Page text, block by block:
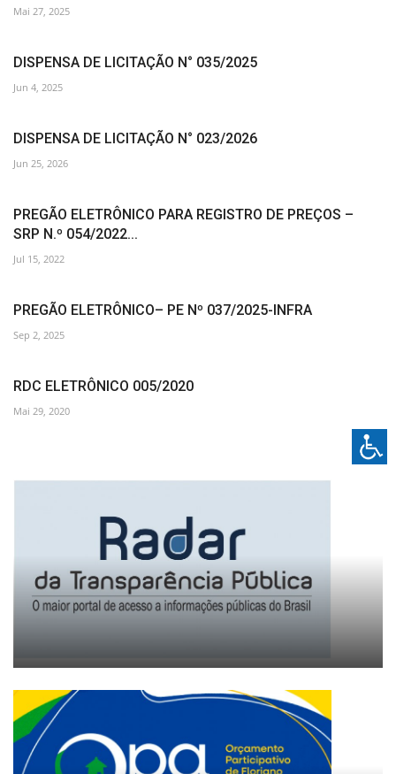
Mai 27, 2025
DISPENSA DE LICITAÇÃO N° 035/2025
Jun 4, 2025
DISPENSA DE LICITAÇÃO N° 023/2026
Jun 25, 2026
PREGÃO ELETRÔNICO PARA REGISTRO DE PREÇOS –
SRP N.º 054/2022...
Jul 15, 2022
PREGÃO ELETRÔNICO– PE Nº 037/2025-INFRA
Sep 2, 2025
RDC ELETRÔNICO 005/2020
Mai 29, 2020